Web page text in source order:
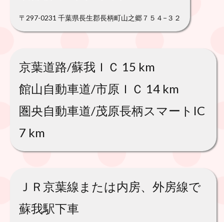
〒297-0231 千葉県長生郡長柄町山之郷７５４−３２
京葉道路/蘇我ＩＣ 15 km
館山自動車道/市原ＩＣ 14 km
圏央自動車道/茂原長柄スマートIC
7 km
ＪＲ京葉線または内房、外房線で
蘇我駅下車